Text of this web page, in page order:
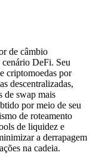
de câmbio
DeFi. Seu
criptomoedas por
descentralizadas,
de swap mais
por meio de seu
de roteamento
de liquidez e
a derrapagem
na cadeia.